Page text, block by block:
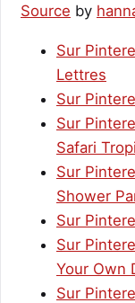
Source by
Sur
Lettres
Sur
Sur
Safari
Sur
Shower
Sur
Sur
Your Own
Sur